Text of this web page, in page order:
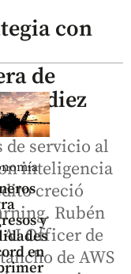
y
en
con
de
diez
de servicio al
inteligencia
creció
Rubén
AI Officer de
de AWS